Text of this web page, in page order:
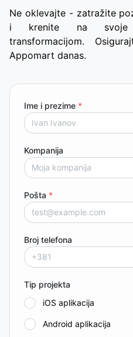
Ne oklevajte - zatražite
i krenite na svoje
transformacijom.
Appomart danas.
Ime i prezime *
Kompanija
Pošta *
Broj telefona
Tip projekta
iOS aplikacija
Android aplikacija